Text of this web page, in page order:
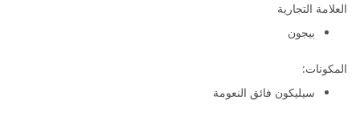
العلامة التجارية
بيجون
المكونات:
سيليكون فائق النعومة